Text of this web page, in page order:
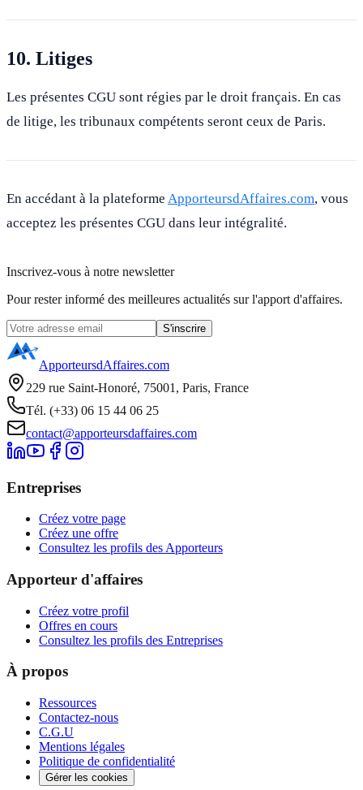
10. Litiges
Les présentes CGU sont régies par le droit français. En cas
de litige, les tribunaux compétents seront ceux de Paris.
En accédant à la plateforme ApporteursdAffaires.com, vous
acceptez les présentes CGU dans leur intégralité.
Inscrivez-vous à notre newsletter
Pour rester informé des meilleures actualités sur l'apport d'affaires.
S'inscrire
ApporteursdAffaires.com
229 rue Saint-Honoré, 75001, Paris, France
Tél. (+33) 06 15 44 06 25
contact@apporteursdaffaires.com
Entreprises
Créez votre page
Créez une offre
Consultez les profils des Apporteurs
Apporteur d'affaires
Créez votre profil
Offres en cours
Consultez les profils des Entreprises
À propos
Ressources
Contactez-nous
C.G.U
Mentions légales
Politique de confidentialité
Gérer les cookies